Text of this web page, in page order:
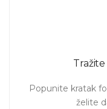
časovi za
u Beogradu koji je
prenese znanje baš
Pošaljite zahtev i
Popunite kratak
želite